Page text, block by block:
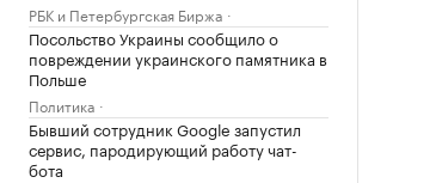
РБК и Петербургская Биржа
Посольство Украины сообщило о
повреждении украинского памятника в
Польше
Политика
Бывший сотрудник Google запустил
сервис, пародирующий работу чат-
бота